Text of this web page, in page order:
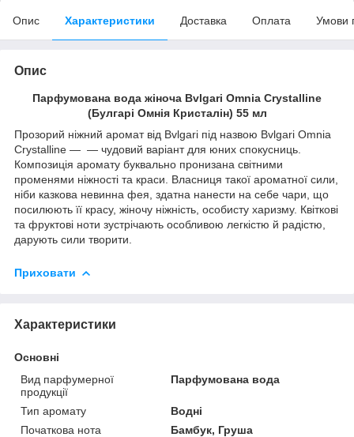
Опис Характеристики Доставка Оплата Умови
Опис
Парфумована вода жіноча Bvlgari Omnia Crystalline
(Булгарі Омнія Кристалін) 55 мл
Прозорий ніжний аромат від Bvlgari під назвою Bvlgari Omnia
Crystalline — — чудовий варіант для юних спокусниць.
Композиція аромату буквально пронизана світними
променями ніжності та краси. Власниця такої ароматної сили,
ніби казкова невинна фея, здатна нанести на себе чари, що
посилюють її красу, жіночу ніжність, особисту харизму. Квіткові
та фруктові ноти зустрічають особливою легкістю й радістю,
дарують сили творити.
Приховати
Характеристики
Основні
Вид парфумерної
продукції
Парфумована вода
Тип аромату
Водні
Початкова нота
Бамбук, Груша